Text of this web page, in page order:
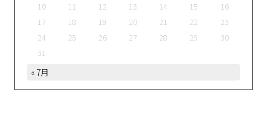
10
11 12 13 14 15
16
17
18 19 20 21 22
23
24
25 26 27 28 29
30
31
« 7月